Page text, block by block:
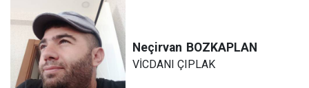
Neçirvan BOZKAPLAN
VİCDANI ÇIPLAK